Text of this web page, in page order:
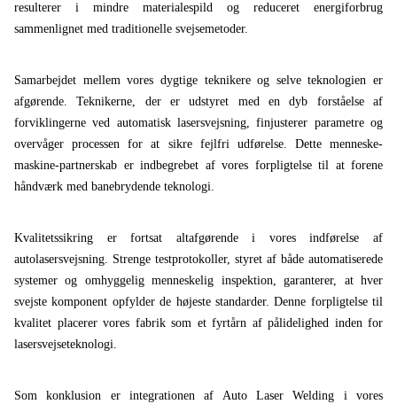
resulterer i mindre materialespild og reduceret energiforbrug
sammenlignet med traditionelle svejsemetoder.
Samarbejdet mellem vores dygtige teknikere og selve teknologien er
afgørende. Teknikerne, der er udstyret med en dyb forståelse af
forviklingerne ved automatisk lasersvejsning, finjusterer parametre og
overvåger processen for at sikre fejlfri udførelse. Dette menneske-
maskine-partnerskab er indbegrebet af vores forpligtelse til at forene
håndværk med banebrydende teknologi.
Kvalitetssikring er fortsat altafgørende i vores indførelse af
autolasersvejsning. Strenge testprotokoller, styret af både automatiserede
systemer og omhyggelig menneskelig inspektion, garanterer, at hver
svejste komponent opfylder de højeste standarder. Denne forpligtelse til
kvalitet placerer vores fabrik som et fyrtårn af pålidelighed inden for
lasersvejseteknologi.
Som konklusion er integrationen af ​​Auto Laser Welding i vores